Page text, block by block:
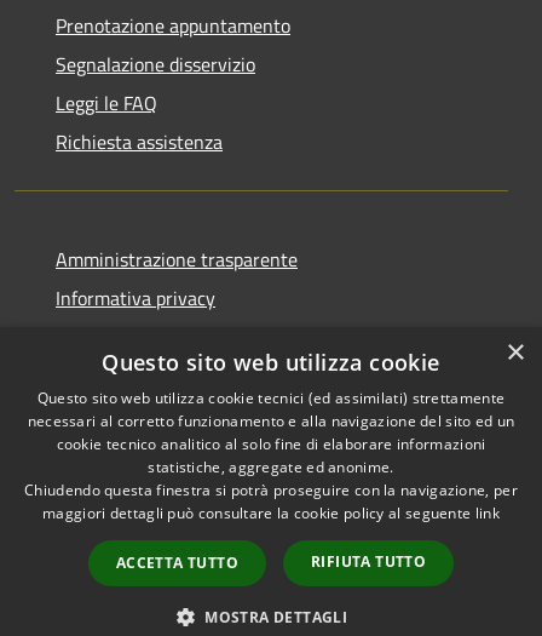
Prenotazione appuntamento
Segnalazione disservizio
Leggi le FAQ
Richiesta assistenza
Amministrazione trasparente
Informativa privacy
Dichiarazione di accessibilità
RSS
Accessibilità
Copyright © 2026 • Comune di
Corropoli • Powered by
Municipium•
Accesso
redazione
×
Questo sito web utilizza cookie
Questo sito web utilizza cookie tecnici (ed assimilati) strettamente
necessari al corretto funzionamento e alla navigazione del sito ed un
cookie tecnico analitico al solo fine di elaborare informazioni
statistiche, aggregate ed anonime.
Chiudendo questa finestra si potrà proseguire con la navigazione, per
maggiori dettagli può consultare la cookie policy al seguente link
ACCETTA TUTTO RIFIUTA TUTTO
MOSTRA DETTAGLI